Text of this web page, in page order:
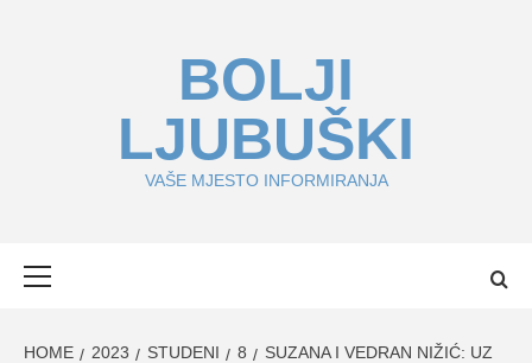
BOLJI
LJUBUŠKI
VAŠE MJESTO INFORMIRANJA
HOME 2023 STUDENI 8
SUZANA I VEDRAN NIŽIĆ: UZ